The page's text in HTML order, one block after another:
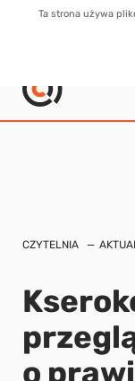
Ta strona używa
CZYTELNIA
o